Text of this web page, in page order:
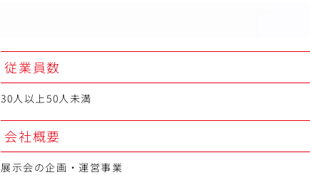
従業員数
30人以上50人未満
会社概要
展示会の企画・運営事業